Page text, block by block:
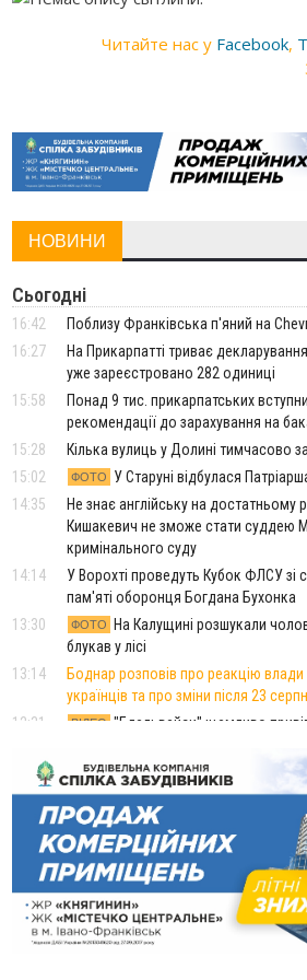
Читайте нас у Facebook,
НОВИНИ
Сьогодні
16:42
Поблизу Франківська п'яний на
16:27
На Прикарпатті триває
уже зареєстровано 282 одиниці
15:58
Понад 9 тис. прикарпатських
рекомендації до зарахування на
15:28
Кілька вулиць у Долині тимчасово
15:02
ФОТО
У Старуні відбулася
14:35
Не знає англійську на достатньому
Кишакевич не зможе стати суддею
кримінального суду
14:14
У Ворохті проведуть Кубок ФЛСУ зі
пам'яті оборонця Богдана Бухонка
13:30
ФОТО
На Калущині розшукали
блукав у лісі
13:14
Боднар розповів про реакцію
українців та про зміни після 23
12:31
ВІДЕО "Едельвейси" щемливо
11:55
Вчора у Франківську, Коломиї,
зафіксували рекордну спеку
11:45
У Надвірній п'яна жінка побила
призначив штраф і 30 тисяч
11:17
У басейні Дністра встановилася
води наблизилися до найнижчих
11:09
У Бурштині поблизу АЗС сталася
з'ясовує обставини